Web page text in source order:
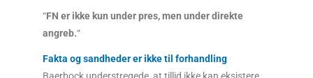
“FN er ikke kun under pres, men under direkte
angreb.“
Fakta og sandheder er ikke til forhandling